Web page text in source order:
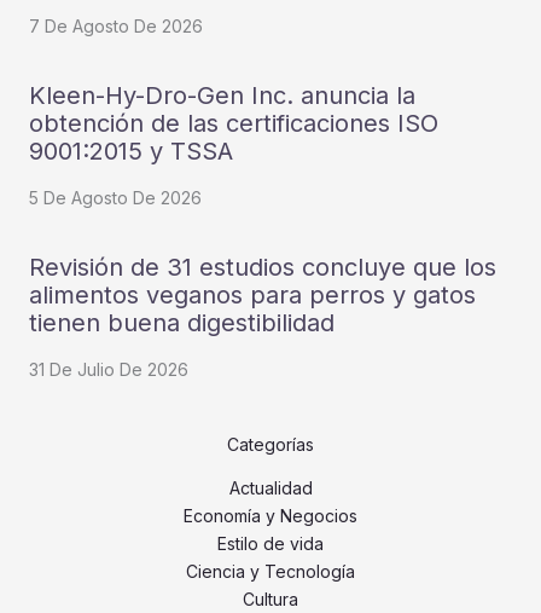
7 De Agosto De 2026
Kleen-Hy-Dro-Gen Inc. anuncia la
obtención de las certificaciones ISO
9001:2015 y TSSA
5 De Agosto De 2026
Revisión de 31 estudios concluye que los
alimentos veganos para perros y gatos
tienen buena digestibilidad
31 De Julio De 2026
Categorías
Actualidad
Economía y Negocios
Estilo de vida
Ciencia y Tecnología
Cultura